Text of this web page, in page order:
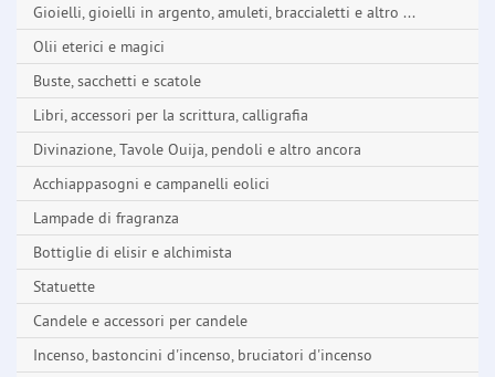
Gioielli, gioielli in argento, amuleti, braccialetti e altro ...
Olii eterici e magici
Buste, sacchetti e scatole
Libri, accessori per la scrittura, calligrafia
Divinazione, Tavole Ouija, pendoli e altro ancora
Acchiappasogni e campanelli eolici
Lampade di fragranza
Bottiglie di elisir e alchimista
Statuette
Candele e accessori per candele
Incenso, bastoncini d'incenso, bruciatori d'incenso